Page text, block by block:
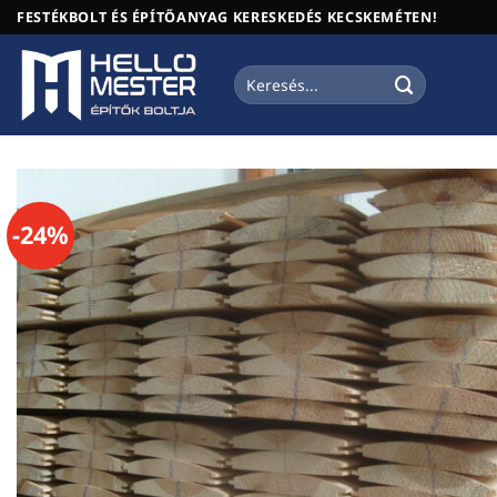
Skip
to
content
FESTÉKBOLT ÉS ÉPÍTŐANYAG KERESKEDÉS KECSKEMÉTEN!
Keresés
a
-24%